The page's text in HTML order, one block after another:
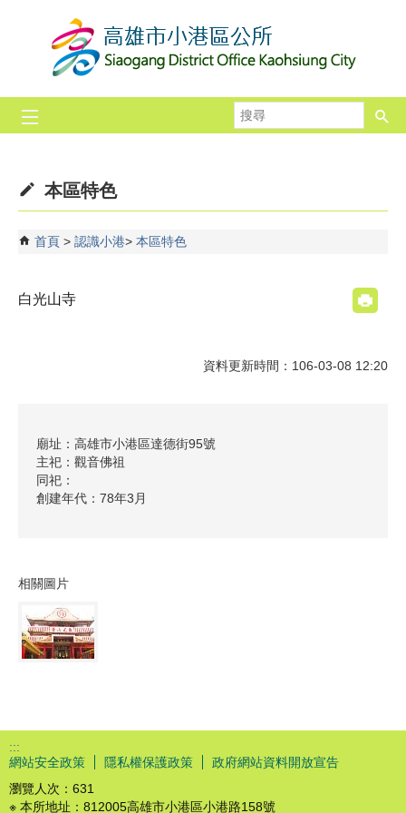
跳到主要內容區塊
尋
本區特色
首頁 認識小港 本區特色
白光山寺
資料更新時間：106-03-08 12:20
廟址：高雄市小港區達德街95號
主祀：觀音佛祖
同祀：
創建年代：78年3月
相關圖片
:::
網站安全政策
隱私權保護政策
政府網站資料開放宣告
瀏覽人次： 631
※ 本所地址：812005高雄市小港區小港路158號